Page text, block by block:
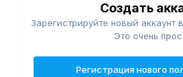
Создать
Зарегистрируйте новый
Это очень
Регистрация нового